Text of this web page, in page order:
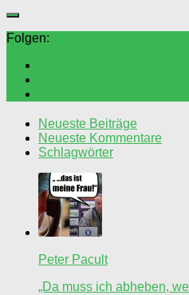
Folgen:
Neueste Beiträge
Neueste Kommentare
Schlagwörter
Peter Pacult
„Da muss ich abheben,